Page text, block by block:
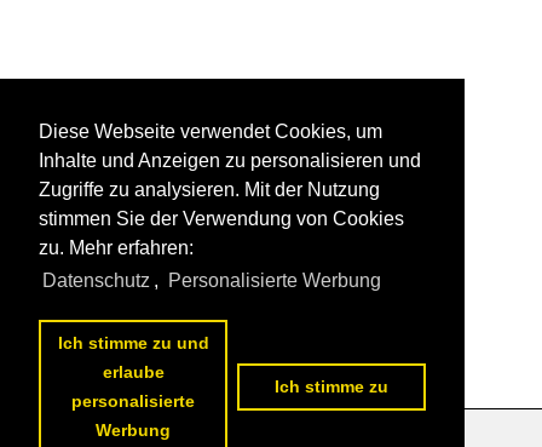
Diese Webseite verwendet Cookies, um
Inhalte und Anzeigen zu personalisieren und
Zugriffe zu analysieren. Mit der Nutzung
stimmen Sie der Verwendung von Cookies
zu. Mehr erfahren:
Datenschutz , Personalisierte Werbung
Ich stimme zu und
erlaube
personalisierte
Werbung
Ich stimme zu